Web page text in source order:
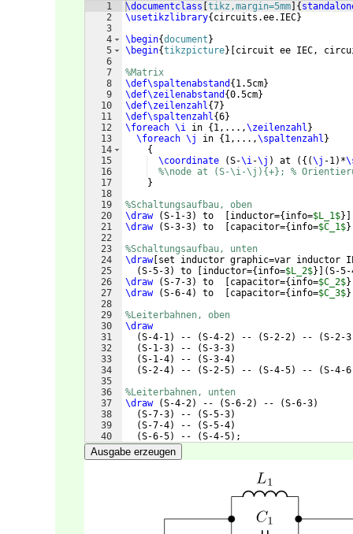
1
2
3
4
5
6
7
8
9
10
11
12
13
14
15
16
17
18
19
20
21
22
23
24
25
26
27
28
29
30
31
32
33
34
35
36
37
38
39
40
41
\documentclass tikz,margin=5mm {
\usetikzlibrary{ circuits.ee.IEC}
\begin{document }
\begin{tikzpicture}
circuit ee IEC,
%Matrix
\def\spaltenabstand { 1.5cm}
\def\zeilenabstand {0.5cm}
\def\zeilenzahl{7}
\def\spaltenzahl{6}
\foreach \i in { 1,...,\zeilenzahl }
\foreach \j in { 1,...,\spaltenzahl }
{
\coordinate
(S-\i-\j ) at ({(\j -1) *
%\node at (S-\i-\j){+}; %
}
%Schaltungsaufbau, oben
\draw
(S-1-3) to inductor={ info=$L_1$}]
\draw
(S-3-3) to capacitor={ info=$C_1$
%Schaltungsaufbau, unten
\draw[ set inductor graphic=var inductor
(S-5-3) to inductor={ info=$L_2$}] (S-5-
\draw
(S-7-3) to capacitor={ info=$C_2$
\draw
(S-6-4) to capacitor={ info=$C_3$
%Leiterbahnen, oben
\draw
(S-4-1) -- (S-4-2) -- (S-2-2) -- (S-2-3
(S-1-3) -- (S-3-3)
(S-1-4) -- (S-3-4)
(S-2-4) -- (S-2-5) -- (S-4-5) -- (S-4-6
%Leiterbahnen, unten
\draw
(S-4-2) -- (S-6-2) -- (S-6-3)
(S-7-3) -- (S-5-3)
(S-7-4) -- (S-5-4)
(S-6-5) -- (S-4-5) ;
Ausgabe erzeugen